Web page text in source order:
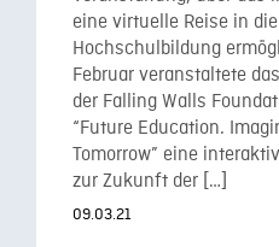
eine virtuelle Reise in
Hochschulbildung
Februar veranstaltete
der Falling Walls
“Future Education.
Tomorrow” eine
zur Zukunft der […]
09.03.21